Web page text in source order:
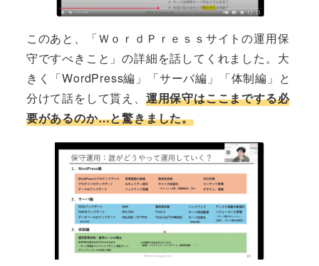
このあと、「ＷｏｒｄＰｒｅｓｓサイトの運用保
守ですべきこと」の詳細を話してくれました。大
きく「WordPress編」「サーバ編」「体制編」と
分けて話をして貰え、 運用保守はここまでする必
要があるのか…と驚きました。